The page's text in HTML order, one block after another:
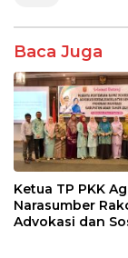
o
k
Baca Juga
Ketua TP PKK
Narasumber
Advokasi dan